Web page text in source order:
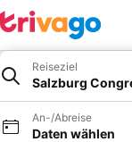
Reiseziel
Salzburg
An-/Abreise
Daten wählen